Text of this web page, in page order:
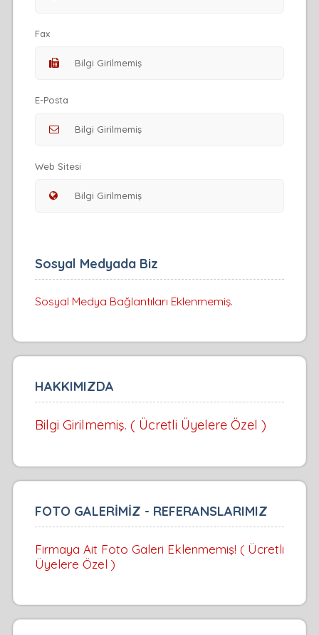
Fax
E-Posta
Web Sitesi
Sosyal Medyada Biz
Sosyal Medya Bağlantıları Eklenmemiş.
HAKKIMIZDA
Bilgi Girilmemiş. ( Ücretli Üyelere Özel )
FOTO GALERİMİZ - REFERANSLARIMIZ
Firmaya Ait Foto Galeri Eklenmemiş! ( Ücretli
Üyelere Özel )